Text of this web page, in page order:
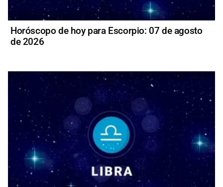
Horóscopo de hoy para Escorpio: 07 de agosto
de 2026